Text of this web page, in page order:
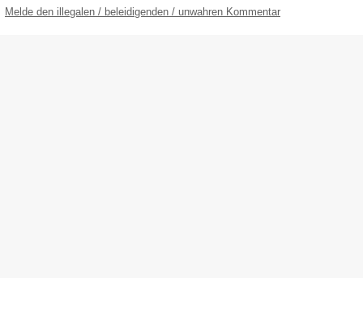
Melde den illegalen / beleidigenden / unwahren Kommentar